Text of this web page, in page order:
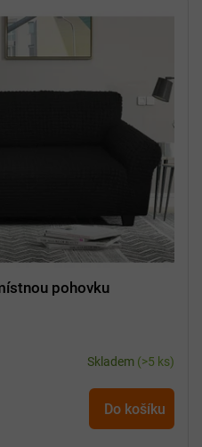
pohovku
Skladem (>5 ks)
Do košíku